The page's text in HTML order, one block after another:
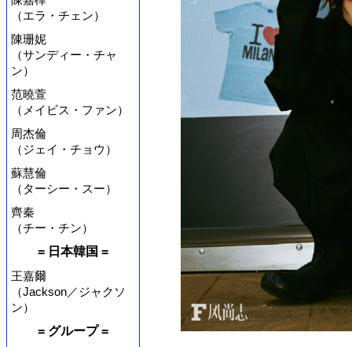
（エラ・チェン）
陳珊妮
（サンディー・チャ
ン）
范曉萱
（メイビス・ファン）
周杰倫
（ジェイ・チョウ）
蘇慧倫
（ターシー・スー）
齊秦
（チー・チン）
= 日本韓国 =
王嘉爾
（Jackson／ジャクソ
ン）
= グループ =